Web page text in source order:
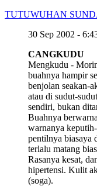
TUTUWUHAN
30 Sep 2002 -
CANGKUDU
Mengkudu -
buahnya hampir
benjolan seakan-
atau di sudut-
sendiri, bukan
Buahnya
warnanya
pentilnya biasaya
terlalu matang
Rasanya kesat,
hipertensi. Kulit
(soga).